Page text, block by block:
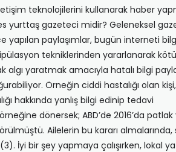
teknolojilerini kullanarak haber
yurttaş gazeteci midir? Geleneksel
yapılan paylaşımlar, bugün interneti
tekniklerinden yararlanarak kötü/
yaratmak amacıyla hatalı bilgi
Örneğin ciddi hastalığı olan
hakkında yanlış bilgi edinip tedavi
dönersek; ABD’de 2016’da
Ailelerin bu kararı almalarında,
İyi bir şey yapmaya çalışırken, lokal